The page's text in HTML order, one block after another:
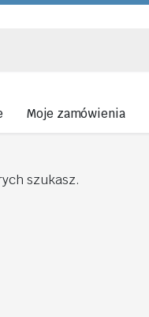
Moje zamówienia
szukasz.